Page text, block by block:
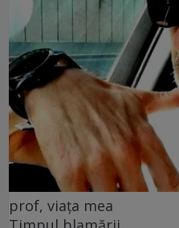
prof, viața mea